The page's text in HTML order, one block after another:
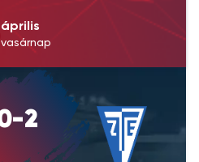
április
vasárnap
2